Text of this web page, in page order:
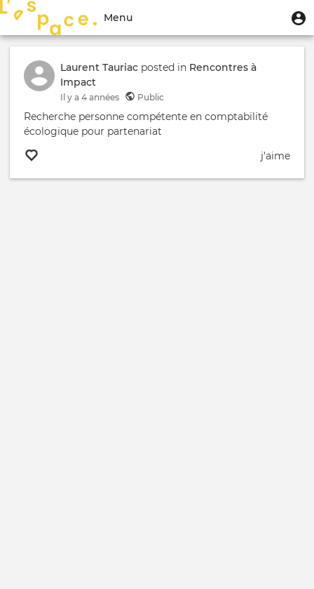
contenu
Menu
du
compte
l'utilisateur
Menu
Toggle
navigation
Laurent Tauriac posted in Rencontres à
Impact
Il y a 4 années Public
Recherche personne compétente en comptabilité
écologique pour partenariat
j'aime